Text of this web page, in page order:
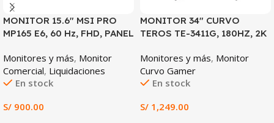
MONITOR 15.6″ MSI PRO
MP165 E6, 60 Hz, FHD, PANEL
Monitores y más, Monitor
Comercial, Liquidaciones
En stock
S/ 900.00
MONITOR 34″ CURVO
TEROS TE-3411G, 180HZ, 2K
Monitores y más, Monitor
Curvo Gamer
En stock
S/ 1,249.00